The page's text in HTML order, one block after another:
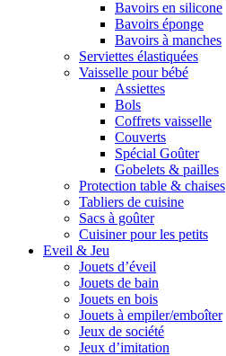
Bavoirs en silicone
Bavoirs éponge
Bavoirs à manches
Serviettes élastiquées
Vaisselle pour bébé
Assiettes
Bols
Coffrets vaisselle
Couverts
Spécial Goûter
Gobelets & pailles
Protection table & chaises
Tabliers de cuisine
Sacs à goûter
Cuisiner pour les petits
Eveil & Jeu
Jouets d’éveil
Jouets de bain
Jouets en bois
Jouets à empiler/emboîter
Jeux de société
Jeux d’imitation